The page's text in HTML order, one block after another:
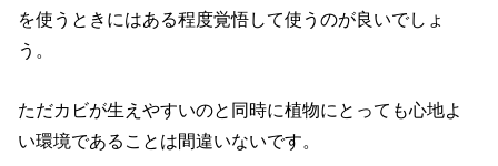
を使うときにはある程度覚悟して使うのが良いでしょ
う。
ただカビが生えやすいのと同時に植物にとっても心地よ
い環境であることは間違いないです。